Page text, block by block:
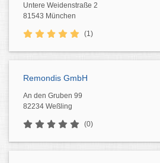
Untere Weidenstraße 2
81543 München
(1)
Remondis GmbH
An den Gruben 99
82234 Weßling
(0)